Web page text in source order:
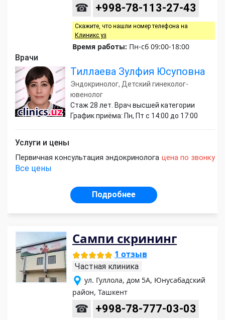
☎ +998-78-113-27-43
Скажите, что нашли номер телефона на
Клиникс уз
Время работы: Пн-сб 09:00-18:00
Врачи
Тиллаева Зулфия Юсуповна
Эндокринолог, Детский гинеколог-
ювенолог
Стаж 28 лет. Врач высшей категории
График приёма: Пн, Пт с 14:00 до 17:00
Услуги и цены
Первичная консультация эндокринолога цена по звонку
Все цены
Подробнее
Сампи скрининг
1 отзыв
Частная клиника
ул. Гуллола, дом 5А, Юнусабадский
район, Ташкент
☎ +998-78-777-03-03